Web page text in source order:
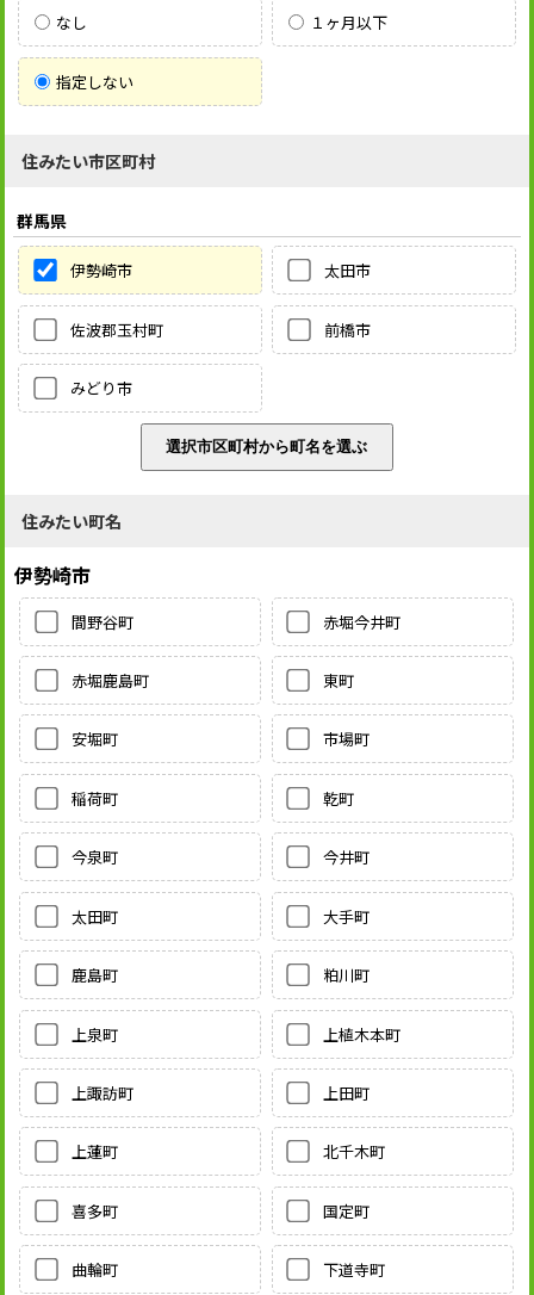
なし １ヶ月以下
指定しない
住みたい市区町村
群馬県
伊勢崎市 太田市
佐波郡玉村町 前橋市
みどり市
住みたい町名
伊勢崎市
間野谷町 赤堀今井町
赤堀鹿島町 東町
安堀町 市場町
稲荷町 乾町
今泉町 今井町
太田町 大手町
鹿島町 粕川町
上泉町 上植木本町
上諏訪町 上田町
上蓮町 北千木町
喜多町 国定町
曲輪町 下道寺町